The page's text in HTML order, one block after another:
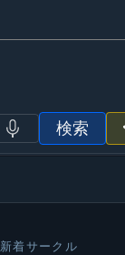
検索
新着サークル